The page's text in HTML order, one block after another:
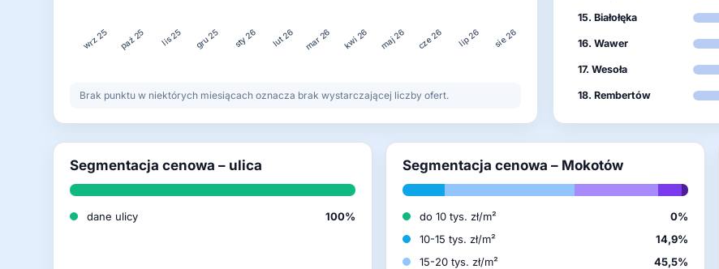
wrz 25 paź 25 lis 25 gru 25 sty 26 lut 26 mar 26 kwi 26 maj 26 cze 26 lip 26 sie 26
Brak punktu w niektórych miesiącach oznacza brak wystarczającej liczby ofert.
15. Białołęka
16. Wawer
17. Wesoła
18. Rembertów
Segmentacja cenowa – ulica
dane ulicy 100%
Segmentacja cenowa – Mokotów
do 10 tys. zł/m²
0%
10-15 tys. zł/m²
14,9%
15-20 tys. zł/m²
45,5%